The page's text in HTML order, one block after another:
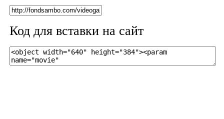
Код для вставки на сайт